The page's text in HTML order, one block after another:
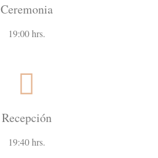
Ceremonia
19:00 hrs.
Recepción
19:40 hrs.